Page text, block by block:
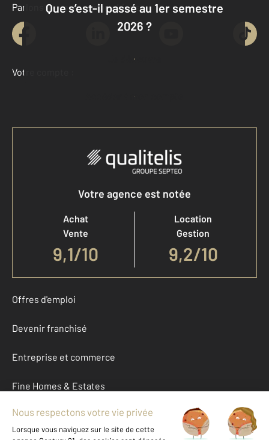
Que s’est-il passé au 1er semestre
2026 ?
Je découvre
Parlons de vous, parlons biens
Votre compte :
Accéder à mon compte
Votre agence est notée
Achat
Vente
9,1/10
Location
Gestion
9,2/10
Offres d'emploi
Devenir franchisé
Entreprise et commerce
Fine Homes & Estates
À propos